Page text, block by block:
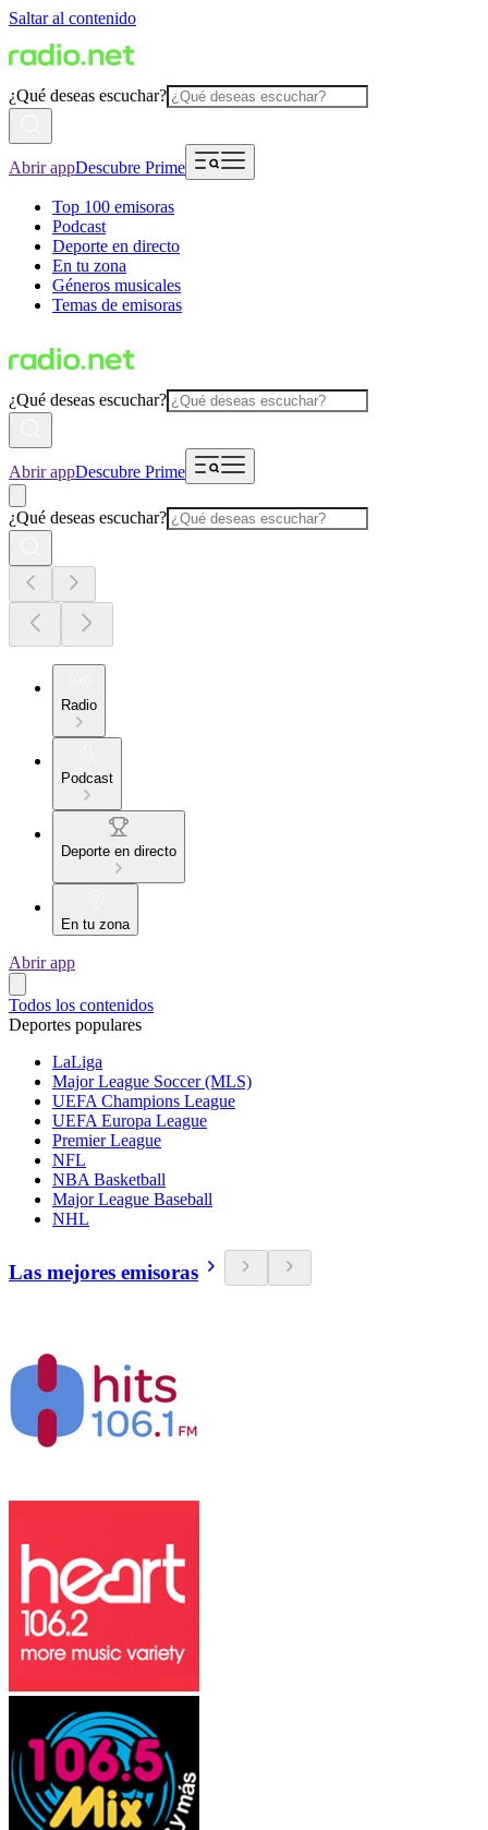
Saltar al contenido
¿Qué deseas escuchar?
Abrir appDescubre Prime
Top 100 emisoras
Podcast
Deporte en directo
En tu zona
Géneros musicales
Temas de emisoras
¿Qué deseas escuchar?
Abrir appDescubre Prime
¿Qué deseas escuchar?
Radio
Podcast
Deporte en directo
En tu zona
Abrir app
Todos los contenidos
Deportes populares
LaLiga
Major League Soccer (MLS)
UEFA Champions League
UEFA Europa League
Premier League
NFL
NBA Basketball
Major League Baseball
NHL
Las mejores emisoras